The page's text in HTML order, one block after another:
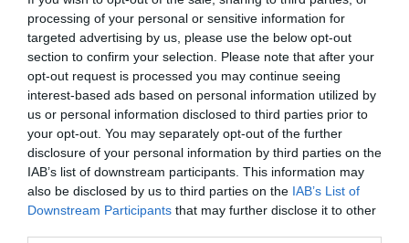
processing of your personal or sensitive information for
targeted advertising by us, please use the below opt-out
section to confirm your selection. Please note that after your
opt-out request is processed you may continue seeing
interest-based ads based on personal information utilized by
us or personal information disclosed to third parties prior to
your opt-out. You may separately opt-out of the further
disclosure of your personal information by third parties on the
IAB’s list of downstream participants. This information may
also be disclosed by us to third parties on the IAB’s List of
Downstream Participants that may further disclose it to other
miłośników smaku i ciut mniejszy dla tych, którzy
dbają o zdrowie. W Holguín można spróbować
przysmaków serwowanych przez ulicznych
sprzedawców, które są smaczne i autentyczne.
Lokalne Uliczne Przysmaki
Na ulicach Holguín często spotyka się
sprzedawców serwujących taco, frytki i kukurydzę,
które są idealne jako szybki posiłek podczas
spaceru po mieście. Warto spróbować także